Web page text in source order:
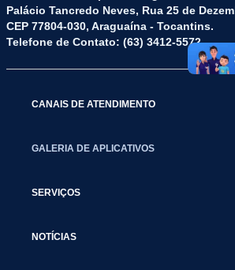
Palácio Tancredo Neves, Rua 25 de
CEP 77804-030, Araguaína - Tocantins.
Telefone de Contato: (63) 3412-5572
CANAIS DE ATENDIMENTO
GALERIA DE APLICATIVOS
SERVIÇOS
NOTÍCIAS